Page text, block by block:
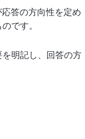
答の方向性を定め
です。
明記し、回答の方